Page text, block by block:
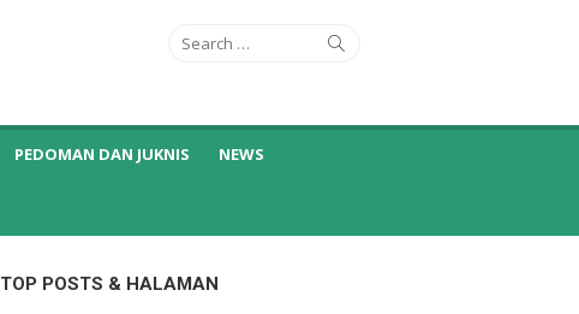
Search
PEDOMAN DAN JUKNIS NEWS
TOP POSTS & HALAMAN